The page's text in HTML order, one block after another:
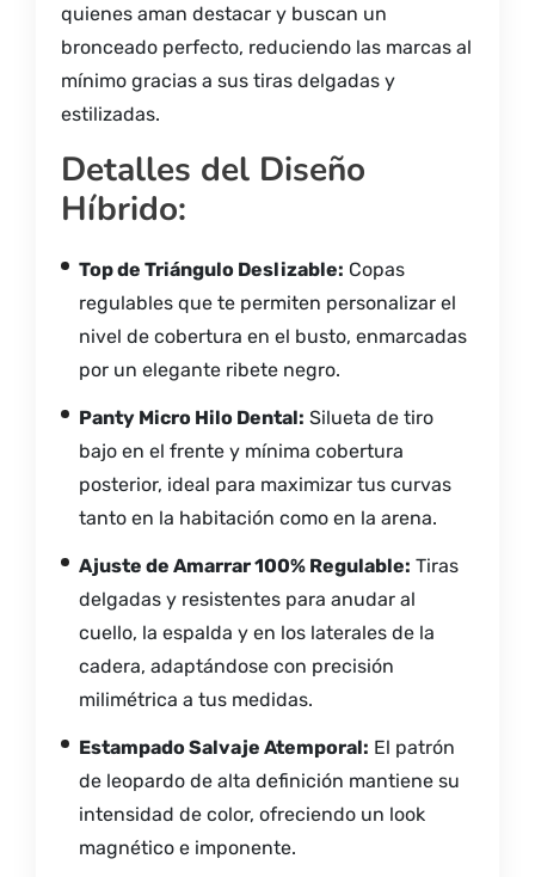
quienes aman destacar y buscan un
bronceado perfecto, reduciendo las marcas al
mínimo gracias a sus tiras delgadas y
estilizadas.
Detalles del Diseño
Híbrido:
Top de Triángulo Deslizable: Copas
regulables que te permiten personalizar el
nivel de cobertura en el busto, enmarcadas
por un elegante ribete negro.
Panty Micro Hilo Dental: Silueta de tiro
bajo en el frente y mínima cobertura
posterior, ideal para maximizar tus curvas
tanto en la habitación como en la arena.
Ajuste de Amarrar 100% Regulable: Tiras
delgadas y resistentes para anudar al
cuello, la espalda y en los laterales de la
cadera, adaptándose con precisión
milimétrica a tus medidas.
Estampado Salvaje Atemporal: El patrón
de leopardo de alta definición mantiene su
intensidad de color, ofreciendo un look
magnético e imponente.